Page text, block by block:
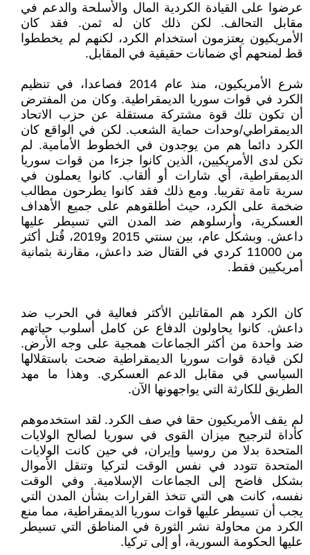
عرضوا على القيادة الكردية المال والأسلحة والدعم في
مقابل التحالف. لكن ذلك كان له ثمن. فقد كان
الأمريكيون يعتزمون استخدام الكرد، لكنهم لم يخططوا
قط لمنحهم أي ضمانات حقيقية في المقابل.
شرع الأمريكيون، منذ عام 2014 فصاعدا، في تنظيم
الكرد في قوات سوريا الديمقراطية. وكان من المفترض
أن تكون تلك قوة مشتركة مستقلة عن حزب الاتحاد
الديمقراطي/وحدات حماية الشعب. لكن في الواقع كان
الكرد دائما هم من يوجدون في الخطوط الأمامية. لم
تكن لدى الأمريكيين، الذين كانوا جزءا من قوات سوريا
الديمقراطية، أي شارات أو ألقاب. كانوا يعملون في
سرية تامة تقريبا. ومع ذلك فقد كانوا يطرحون مطالب
ضخمة على الكرد، حيث أطلقوهم على جميع الأهداف
العسكرية، وأرسلوهم ضد المدن التي تسيطر عليها
داعش. وبشكل عام، بين سنتي 2015 و2019، قُتل أكثر
من 11000 كردي في القتال ضد داعش، مقارنة بثمانية
أمريكيين فقط.
كان الكرد هم المقاتلين الأكثر فعالية في الحرب ضد
داعش. كانوا يحاولون الدفاع عن كامل أسلوب حياتهم
ضد واحدة من أكثر الجماعات همجية على وجه الأرض.
لكن قيادة قوات سوريا الديمقراطية ضحت باستقلالها
السياسي في مقابل الدعم العسكري. وهذا ما مهد
الطريق للكارثة التي يواجهونها الآن.
لم يقف الأمريكيون حقا في صف الكرد. لقد استخدموهم
كأداة لترجيح ميزان القوى في سوريا لصالح الولايات
المتحدة بدلا من روسيا وإيران، في حين كانت الولايات
المتحدة تتودد في نفس الوقت لتركيا وتنقل الأموال
بشكل فاضح إلى الجماعات الإسلامية. وفي الوقت
نفسه، كانت هي التي تتخذ القرارات بشأن المدن التي
يجب أن تسيطر عليها قوات سوريا الديمقراطية، مما منع
الكرد من محاولة نشر الثورة في المناطق التي تسيطر
عليها الحكومة السورية، أو إلى تركيا.